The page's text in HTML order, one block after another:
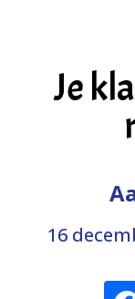
Je
16